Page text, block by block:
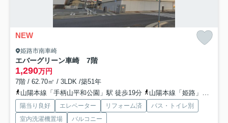
NEW
姫路市南車崎
エバーグリーン車崎 7階
1,290万円
7階 / 62.70㎡ / 3LDK /築51年
山陽本線「手柄山平和公園」駅 徒歩19分
山陽本線「姫路」駅 徒歩24分
陽当り良好 エレベーター リフォーム済
バス・トイレ別
室内洗濯機置場
バルコニー